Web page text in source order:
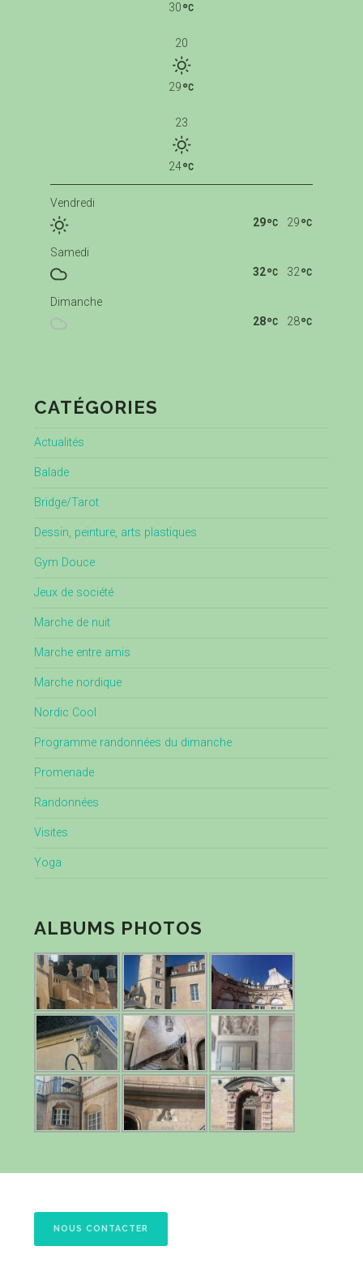
30
20
29
23
24
Vendredi
29
29
Samedi
32
32
Dimanche
28
28
CATÉGORIES
Actualités
Balade
Bridge/Tarot
Dessin, peinture, arts plastiques
Gym Douce
Jeux de société
Marche de nuit
Marche entre amis
Marche nordique
Nordic Cool
Programme randonnées du dimanche
Promenade
Randonnées
Visites
Yoga
ALBUMS PHOTOS
NOUS CONTACTER